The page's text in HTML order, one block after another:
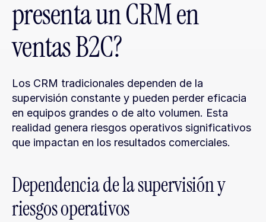
presenta un CRM en
ventas B2C?
Los CRM tradicionales dependen de la
supervisión constante y pueden perder eficacia
en equipos grandes o de alto volumen. Esta
realidad genera riesgos operativos significativos
que impactan en los resultados comerciales.
Dependencia de la supervisión y
riesgos operativos